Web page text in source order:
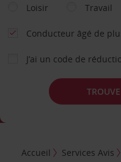
Loisir
Travail
Conducteur âgé de
J’ai un code de
Accueil Services Avis